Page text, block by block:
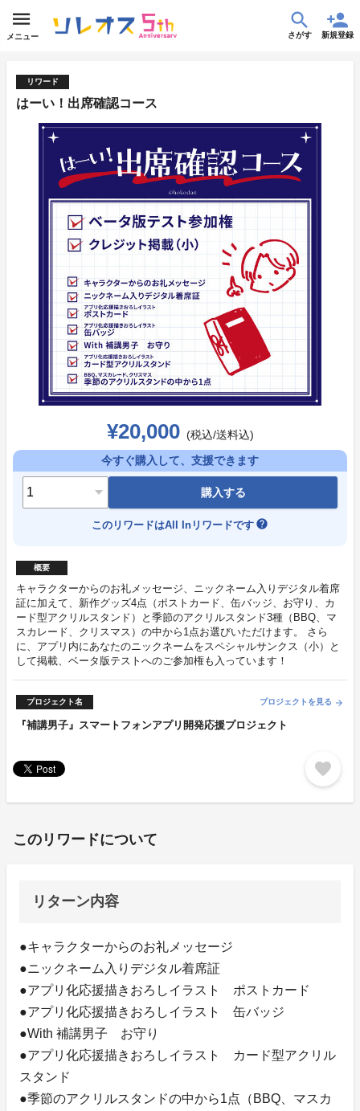
メニュー さがす 新規登録
リワード
はーい！出席確認コース
¥20,000 (税込/送料込)
今すぐ購入して、支援できます
購入する
このリワードはAll Inリワードです help
概要
キャラクターからのお礼メッセージ、ニックネーム入りデジタル着席
証に加えて、新作グッズ4点（ポストカード、缶バッジ、お守り、カ
ード型アクリルスタンド）と季節のアクリルスタンド3種（BBQ、マ
スカレード、クリスマス）の中から1点お選びいただけます。 さら
に、アプリ内にあなたのニックネームをスペシャルサンクス（小）と
して掲載、ベータ版テストへのご参加権も入っています！
プロジェクト名 プロジェクトを見る arrow_forward
『補講男子』スマートフォンアプリ開発応援プロジェクト
favorite
このリワードについて
リターン内容
●キャラクターからのお礼メッセージ
●ニックネーム入りデジタル着席証
●アプリ化応援描きおろしイラスト ポストカード
●アプリ化応援描きおろしイラスト 缶バッジ
●With 補講男子 お守り
●アプリ化応援描きおろしイラスト カード型アクリル
スタンド
●季節のアクリルスタンドの中から1点（BBQ、マスカ